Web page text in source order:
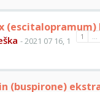
(escitalopramum)
1 ...
- 2021 07 16, 1
(buspirone)